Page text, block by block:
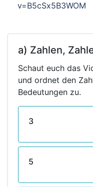
v=B5cSx5B3WOM
a) Zahlen,
Schaut euch das
und ordnet den
Bedeutungen zu.
3
5